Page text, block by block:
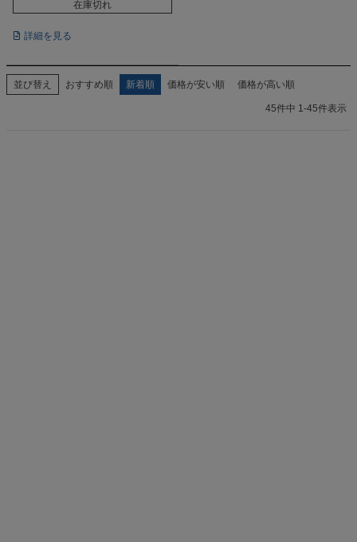
在庫切れ
詳細を見る
並び替え おすすめ順 新着順 価格が安い順 価格が高い順
45件中 1 -45件表示